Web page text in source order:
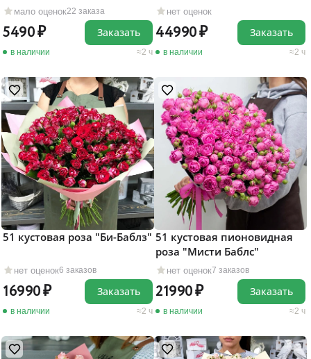
мало оценок22 заказа
5490
в наличии 2 ч
Заказать
нет оценок
44990
в наличии 2 ч
Заказать
нет оценок6 заказов
51 кустовая роза "Би-Баблз"
16990
в наличии 2 ч
Заказать
нет оценок7 заказов
51 кустовая пионовидная
роза "Мисти Баблс"
21990
в наличии 2 ч
Заказать